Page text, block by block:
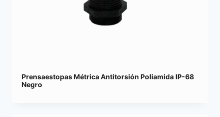
Prensaestopas Métrica Antitorsión Poliamida IP-68
Negro